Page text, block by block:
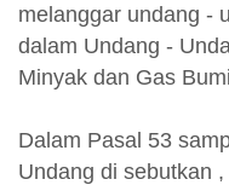
melanggar undang -
dalam Undang -
Minyak dan Gas
Dalam Pasal 53
Undang di sebutkan